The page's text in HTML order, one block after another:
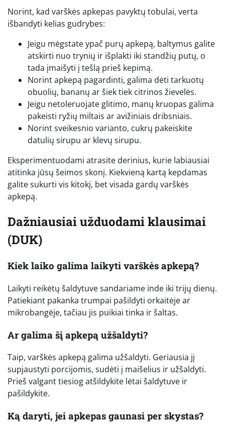
Norint, kad varškės apkepas pavyktų tobulai, verta
išbandyti kelias gudrybes:
Jeigu mėgstate ypač purų apkepą, baltymus galite
atskirti nuo trynių ir išplakti iki standžių putų, o
tada įmaišyti į tešlą prieš kepimą.
Norint apkepą pagardinti, galima dėti tarkuotų
obuolių, bananų ar šiek tiek citrinos žievelės.
Jeigu netoleruojate glitimo, manų kruopas galima
pakeisti ryžių miltais ar avižiniais dribsniais.
Norint sveikesnio varianto, cukrų pakeiskite
datulių sirupu ar klevų sirupu.
Eksperimentuodami atrasite derinius, kurie labiausiai
atitinka jūsų šeimos skonį. Kiekvieną kartą kepdamas
galite sukurti vis kitokį, bet visada gardų varškės
apkepą.
Dažniausiai užduodami klausimai
(DUK)
Kiek laiko galima laikyti varškės apkepą?
Laikyti reikėtų šaldytuve sandariame inde iki trijų dienų.
Patiekiant pakanka trumpai pašildyti orkaitėje ar
mikrobangėje, tačiau jis puikiai tinka ir šaltas.
Ar galima šį apkepą užšaldyti?
Taip, varškės apkepą galima užšaldyti. Geriausia jį
supjaustyti porcijomis, sudėti į maišelius ir užšaldyti.
Prieš valgant tiesiog atšildykite lėtai šaldytuve ir
pašildykite.
Ką daryti, jei apkepas gaunasi per skystas?